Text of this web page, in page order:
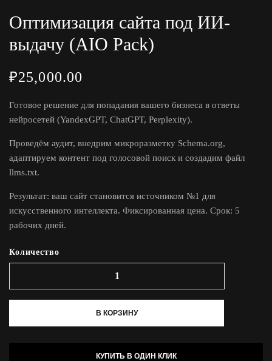
Оптимизация сайта под ИИ-
выдачу (AIO Pack)
₽25,000.00
Готовое решение для попадания вашего бизнеса в ответы
нейросетей (YandexGPT, ChatGPT, Perplexity).
Проведём аудит, внедрим микроразметку Schema.org,
адаптируем контент под голосовой поиск и создадим файл
llms.txt.
Результат: ваш сайт становится источником №1 для
искусственного интеллекта. Фиксированная цена. Срок: 5
рабочих дней.
Количество
В КОРЗИНУ
КУПИТЬ В ОДИН КЛИК